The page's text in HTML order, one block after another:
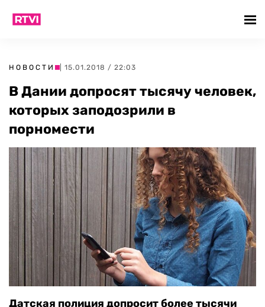
НОВОСТИ | 15.01.2018 / 22:03
В Дании допросят тысячу человек,
которых заподозрили в
порномести
Датская полиция допросит более тысячи